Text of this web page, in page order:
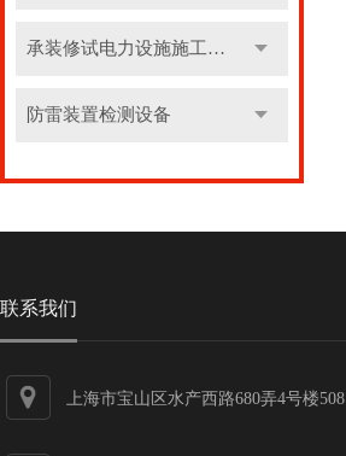
承装修试电力设施施工机具
防雷装置检测设备
联系我们
上海市宝山区水产西路680弄4号楼508